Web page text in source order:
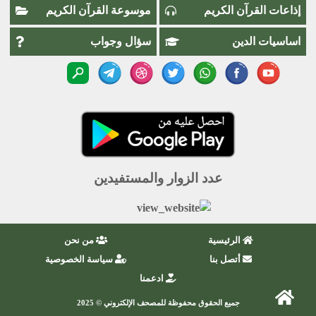
إذاعات القرآن الكريم موسوعة القرآن الكريم
اساسيات الدين سؤال وجواب
عدد الزوار والمستفيدين
الرئيسية
من نحن
أتصل بنا
سياسة الخصوصية
ادعمنا
جميع الحقوق محفوظة للمصحف الإلكتروني © 2025